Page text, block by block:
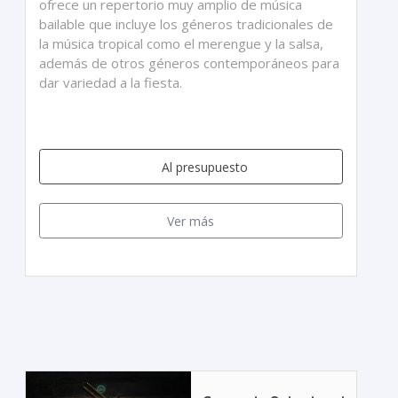
ofrece un repertorio muy amplio de música
bailable que incluye los géneros tradicionales de
la música tropical como el merengue y la salsa,
además de otros géneros contemporáneos para
dar variedad a la fiesta.
Al presupuesto
Ver más